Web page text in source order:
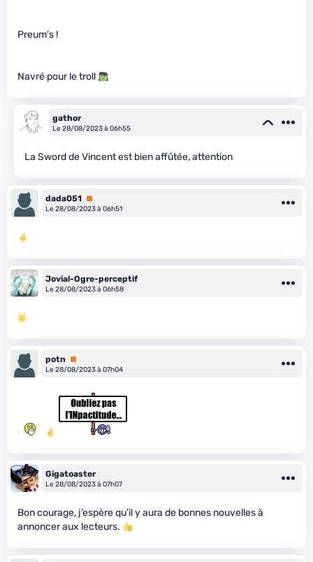
Preum’s !
Navré pour le troll
gathor
Le 28/08/2023 à 06h55
La Sword de Vincent est bien affûtée, attention
dada051 Premium
Le 28/08/2023 à 06h51
Jovial-Ogre-perceptif
Le 28/08/2023 à 06h58
potn
Premium
Le 28/08/2023 à 07h04
Gigatoaster
Le 28/08/2023 à 07h07
Bon courage, j’espère qu’il y aura de bonnes nouvelles à
annoncer aux lecteurs.